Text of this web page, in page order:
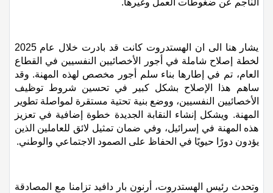
يشار هنا الى ان الهستدروت كانت قد بادرت خلال عام 2025
لخطة إصلاح شامل ةفي أجور الأخصائيين النفسيين في القطاع
العام، تم في إطارها بناء سلم أجور مخصص لهذه المهنة. وقد
ساهم هذا الإصلاح بشكل كبير في تحسين شروط توظيف
الأخصائيين النفسيين، ووضع بنية تحتية مستقرة لمواصلة تطوير
المهنة. ويشكل إنشاء النقابة الجديدة خطوة إضافية في تعزيز
هذه المهنة في إسرائيل، وفي ضمان تمثيل لائق للعاملين الذين